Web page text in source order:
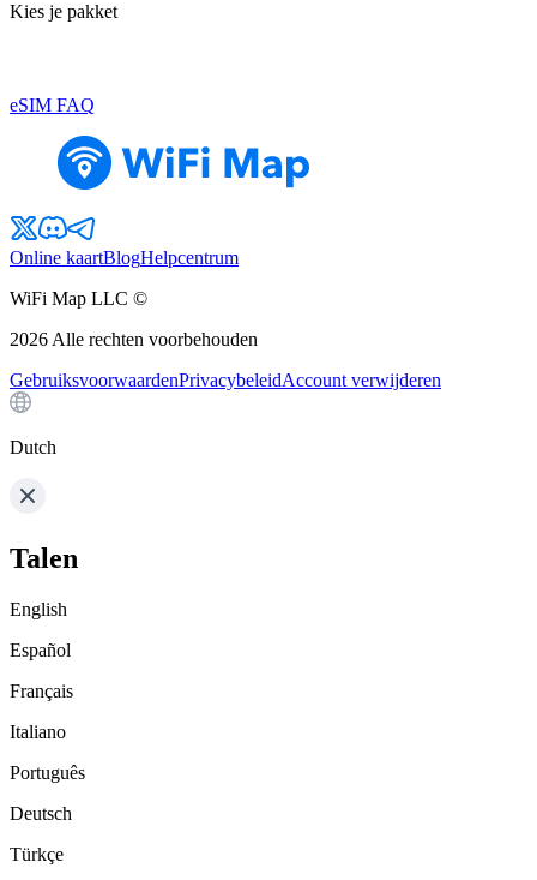
Kies je pakket
eSIM FAQ
Online kaartBlogHelpcentrum
WiFi Map LLC ©
2026 Alle rechten voorbehouden
GebruiksvoorwaardenPrivacybeleidAccount verwijderen
Dutch
Talen
English
Español
Français
Italiano
Português
Deutsch
Türkçe